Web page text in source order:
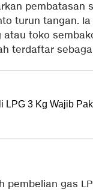
pembatasan
turun tangan.
toko
terdaftar
LPG 3 Kg Wajib
pembelian gas